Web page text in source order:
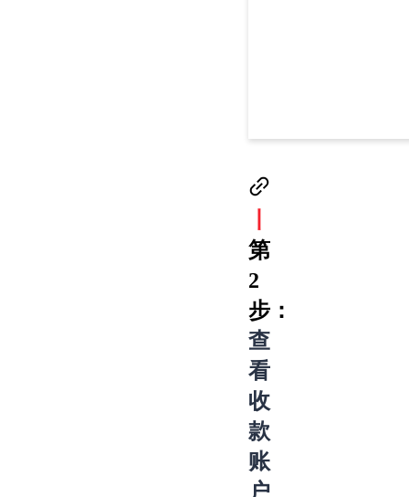
第
2
步：
查
看
收
款
账
户